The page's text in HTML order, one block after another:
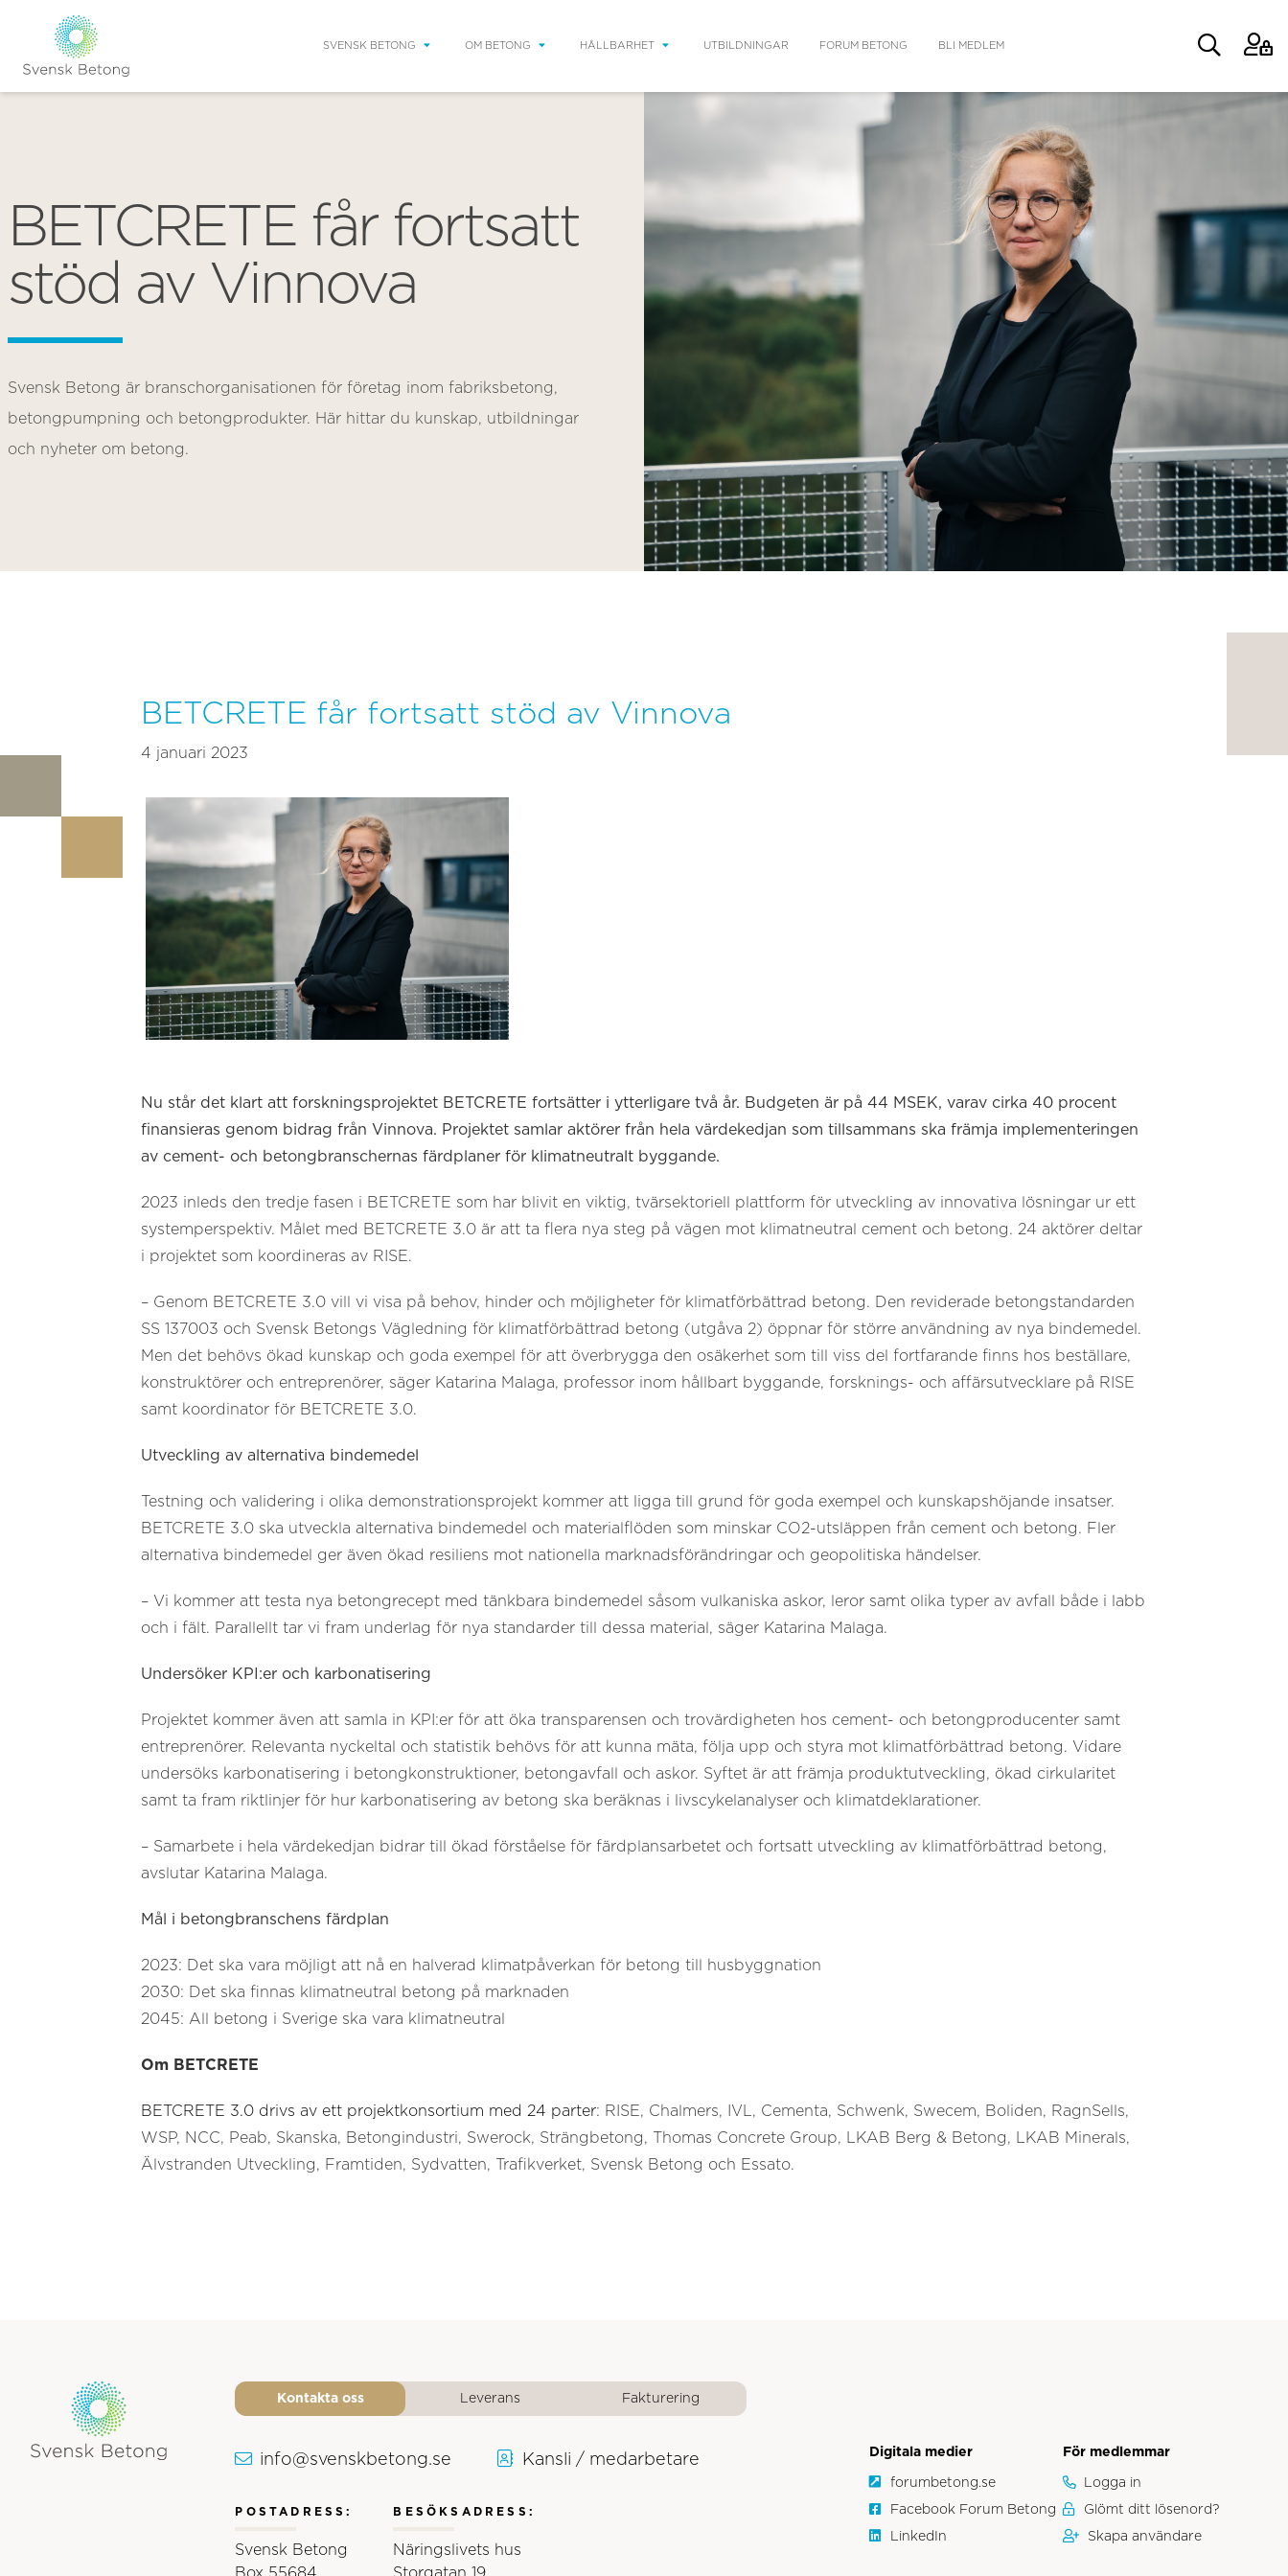
SVENSK BETONG OM BETONG HÅLLBARHET UTBILDNINGAR FORUM BETONG BLI MEDLEM
BETCRETE får fortsatt
stöd av Vinnova
Svensk Betong är branschorganisationen för företag inom fabriksbetong,
betongpumpning och betongprodukter. Här hittar du kunskap, utbildningar
och nyheter om betong.
BETCRETE får fortsatt stöd av Vinnova
4 januari 2023
Nu står det klart att forskningsprojektet BETCRETE fortsätter i ytterligare två år. Budgeten är på 44 MSEK, varav cirka 40 procent
finansieras genom bidrag från Vinnova. Projektet samlar aktörer från hela värdekedjan som tillsammans ska främja implementeringen
av cement- och betongbranschernas färdplaner för klimatneutralt byggande.
2023 inleds den tredje fasen i BETCRETE som har blivit en viktig, tvärsektoriell plattform för utveckling av innovativa lösningar ur ett
systemperspektiv. Målet med BETCRETE 3.0 är att ta flera nya steg på vägen mot klimatneutral cement och betong. 24 aktörer deltar
i projektet som koordineras av RISE.
– Genom BETCRETE 3.0 vill vi visa på behov, hinder och möjligheter för klimatförbättrad betong. Den reviderade betongstandarden
SS 137003 och Svensk Betongs Vägledning för klimatförbättrad betong (utgåva 2) öppnar för större användning av nya bindemedel.
Men det behövs ökad kunskap och goda exempel för att överbrygga den osäkerhet som till viss del fortfarande finns hos beställare,
konstruktörer och entreprenörer, säger Katarina Malaga, professor inom hållbart byggande, forsknings- och affärsutvecklare på RISE
samt koordinator för BETCRETE 3.0.
Utveckling av alternativa bindemedel
Testning och validering i olika demonstrationsprojekt kommer att ligga till grund för goda exempel och kunskapshöjande insatser.
BETCRETE 3.0 ska utveckla alternativa bindemedel
och materialflöden som minskar CO2-utsläppen från cement och betong. Fler
alternativa bindemedel ger även ökad resiliens mot nationella marknadsförändringar och geopolitiska händelser.
– Vi kommer att testa nya betongrecept med tänkbara bindemedel såsom vulkaniska askor, leror samt olika typer av avfall både i labb
och i fält. Parallellt tar vi fram underlag för nya standarder till dessa material, säger Katarina Malaga.
Undersöker KPI:er och karbonatisering
Projektet kommer även att samla in KPI:er för att öka transparensen och trovärdigheten hos cement- och betongproducenter samt
entreprenörer. Relevanta nyckeltal och statistik behövs för att kunna mäta, följa upp och styra mot klimatförbättrad betong. Vidare
undersöks karbonatisering i betongkonstruktioner, betongavfall och askor. Syftet är att främja produktutveckling, ökad cirkularitet
samt ta fram riktlinjer för hur karbonatisering av betong ska beräknas i livscykelanalyser och klimatdeklarationer.
– Samarbete i hela värdekedjan bidrar till ökad förståelse för färdplansarbetet och fortsatt utveckling av klimatförbättrad betong,
avslutar Katarina Malaga.
Mål i betongbranschens färdplan
2023: Det ska vara möjligt att nå en halverad klimatpåverkan för betong till husbyggnation
2030: Det ska finnas klimatneutral betong på marknaden
2045: All betong i Sverige ska vara klimatneutral
Om BETCRETE
BETCRETE 3.0 drivs av ett projektkonsortium med 24 parter: RISE, Chalmers, IVL, Cementa, Schwenk, Swecem, Boliden, RagnSells,
WSP, NCC, Peab, Skanska, Betongindustri, Swerock, Strängbetong, Thomas Concrete Group, LKAB Berg & Betong, LKAB Minerals,
Älvstranden Utveckling, Framtiden, Sydvatten, Trafikverket, Svensk Betong och Essato.
Kontakta oss Leverans Fakturering
info@svenskbetong.se Kansli / medarbetare
POSTADRESS:
Svensk Betong
BESÖKSADRESS:
Näringslivets hus
Digitala medier
forumbetong.se
Facebook Forum Betong
LinkedIn
För medlemmar
Logga in
Glömt ditt lösenord?
Skapa användare